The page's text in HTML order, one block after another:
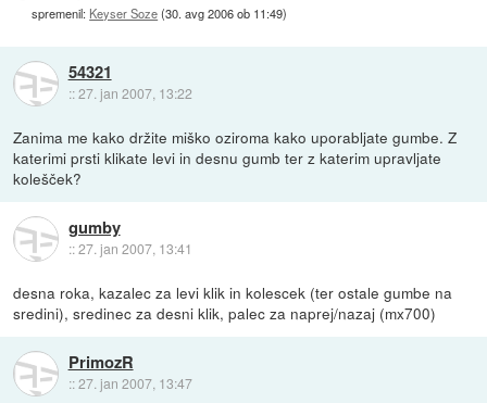
spremenil: Keyser Soze(30. avg 2006 ob 11:49)
54321
::27. jan 2007, 13:22
Zanima me kako držite miško oziroma kako uporabljate gumbe. Z
katerimi prsti klikate levi in desnu gumb ter z katerim upravljate
kolešček?
gumby
::27. jan 2007, 13:41
desna roka, kazalec za levi klik in kolescek (ter ostale gumbe na
sredini), sredinec za desni klik, palec za naprej/nazaj (mx700)
PrimozR
::27. jan 2007, 13:47